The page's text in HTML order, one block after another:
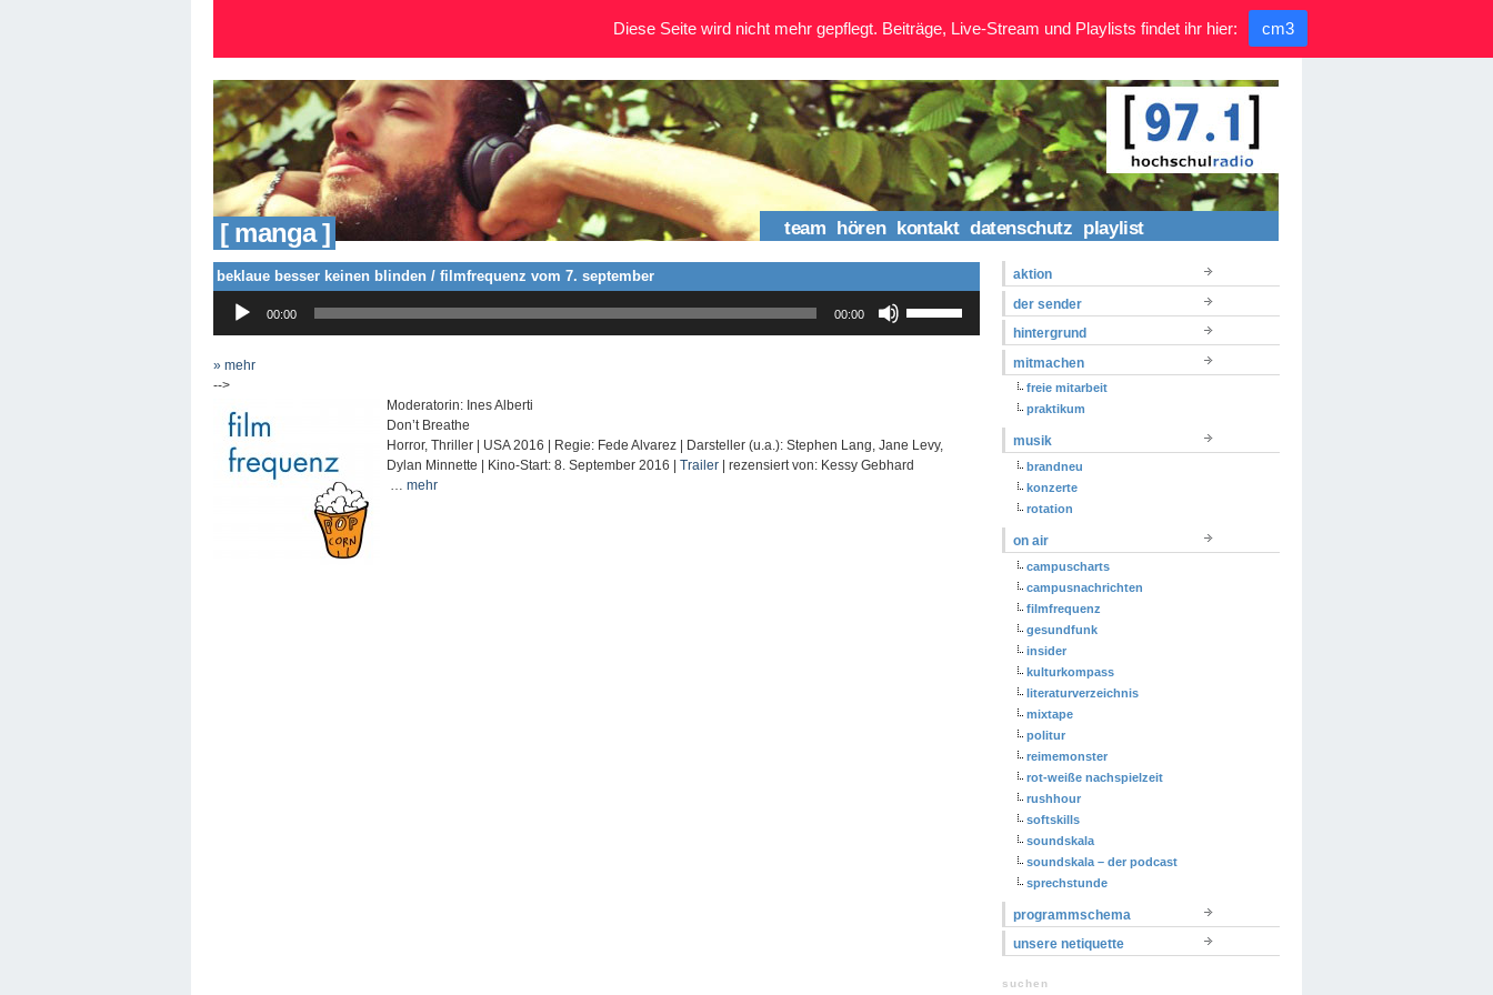
[ manga ] team hören kontakt datenschutz playlist
beklaue besser keinen blinden / filmfrequenz vom 7. september
Player
00:00 00:00
Hoch/Runter
benutzen,
regeln.
» mehr
-->
Moderatorin: Ines Alberti
Don’t Breathe
Horror, Thriller | USA 2016 | Regie: Fede Alvarez | Darsteller (u.a.): Stephen Lang, Jane Levy,
Dylan Minnette | Kino-Start: 8. September 2016 | Trailer | rezensiert von: Kessy Gebhard
mehr
aktion
der sender
hintergrund
mitmachen
freie mitarbeit
praktikum
musik
brandneu
konzerte
rotation
on air
campuscharts
campusnachrichten
filmfrequenz
gesundfunk
insider
kulturkompass
literaturverzeichnis
mixtape
politur
reimemonster
rot-weiße nachspielzeit
rushhour
softskills
soundskala
soundskala – der podcast
sprechstunde
programmschema
unsere netiquette
suchen
Diese Seite wird nicht mehr gepflegt. Beiträge, Live-Stream und Playlists findet ihr hier: cm3